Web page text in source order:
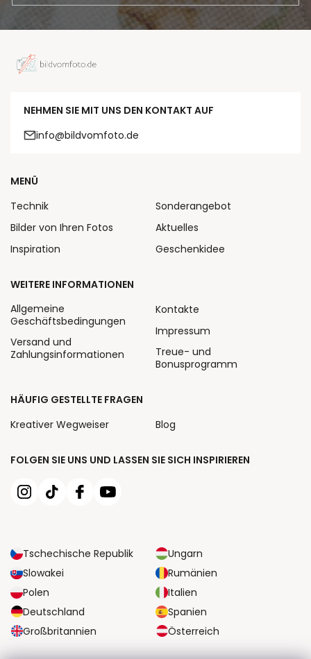
NEHMEN SIE MIT UNS DEN KONTAKT AUF
info@bildvomfoto.de
FOLGEN SIE UNS UND LASSEN SIE SICH INSPIRIEREN
Tschechische Republik
Ungarn
Slowakei
Rumänien
Polen
Italien
Deutschland
Spanien
Großbritannien
Österreich
MENÜ
Technik
Bilder von Ihren Fotos
Inspiration
Sonderangebot
Aktuelles
Geschenkidee
WEITERE INFORMATIONEN
Allgemeine
Geschäftsbedingungen
Versand und
Zahlungsinformationen
Kontakte
Impressum
Treue- und
Bonusprogramm
HÄUFIG GESTELLTE FRAGEN
Kreativer Wegweiser
Blog